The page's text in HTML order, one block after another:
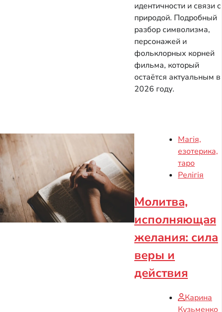
идентичности и связи с
природой. Подробный
разбор символизма,
персонажей и
фольклорных корней
фильма, который
остаётся актуальным в
2026 году.
Магія,
езотерика,
таро
Релігія
Молитва,
исполняющая
желания: сила
веры и
действия
Карина
Кузьменко